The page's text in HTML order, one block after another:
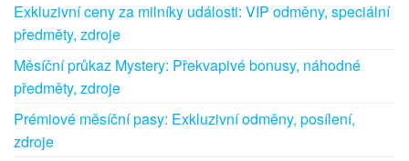
Exkluzivní ceny za milníky události: VIP odměny, speciální
předměty, zdroje
Měsíční průkaz Mystery: Překvapivé bonusy, náhodné
předměty, zdroje
Prémiové měsíční pasy: Exkluzivní odměny, posílení,
zdroje